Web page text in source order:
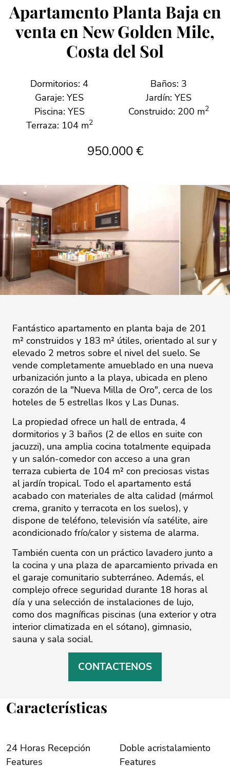
Apartamento Planta Baja en
venta en New Golden Mile,
Costa del Sol
Dormitorios: 4
Baños: 3
Garaje: YES
Jardín: YES
Piscina: YES
Construido: 200 m2
Terraza: 104 m2
950.000 €
Fantástico apartamento en planta baja de 201
m² construidos y 183 m² útiles, orientado al sur y
elevado 2 metros sobre el nivel del suelo. Se
vende completamente amueblado en una nueva
urbanización junto a la playa, ubicada en pleno
corazón de la "Nueva Milla de Oro", cerca de los
hoteles de 5 estrellas Ikos y Las Dunas.
La propiedad ofrece un hall de entrada, 4
dormitorios y 3 baños (2 de ellos en suite con
jacuzzi), una amplia cocina totalmente equipada
y un salón-comedor con acceso a una gran
terraza cubierta de 104 m² con preciosas vistas
al jardín tropical. Todo el apartamento está
acabado con materiales de alta calidad (mármol
crema, granito y terracota en los suelos), y
dispone de teléfono, televisión vía satélite, aire
acondicionado frío/calor y sistema de alarma.
También cuenta con un práctico lavadero junto a
la cocina y una plaza de aparcamiento privada en
el garaje comunitario subterráneo. Además, el
complejo ofrece seguridad durante ‌18 ‌horas ‌al
‌día ‌y una selección ‌de ‌instalaciones ‌de ‌lujo,
‌como dos ‌magníficas ‌piscinas ‌(una ‌exterior ‌y otra
interior ‌climatizada en el ‌sótano), ‌gimnasio,
‌sauna ‌y ‌sala ‌social.
CONTACTENOS
Características
24 Horas Recepción
Features
Doble acristalamiento
Features